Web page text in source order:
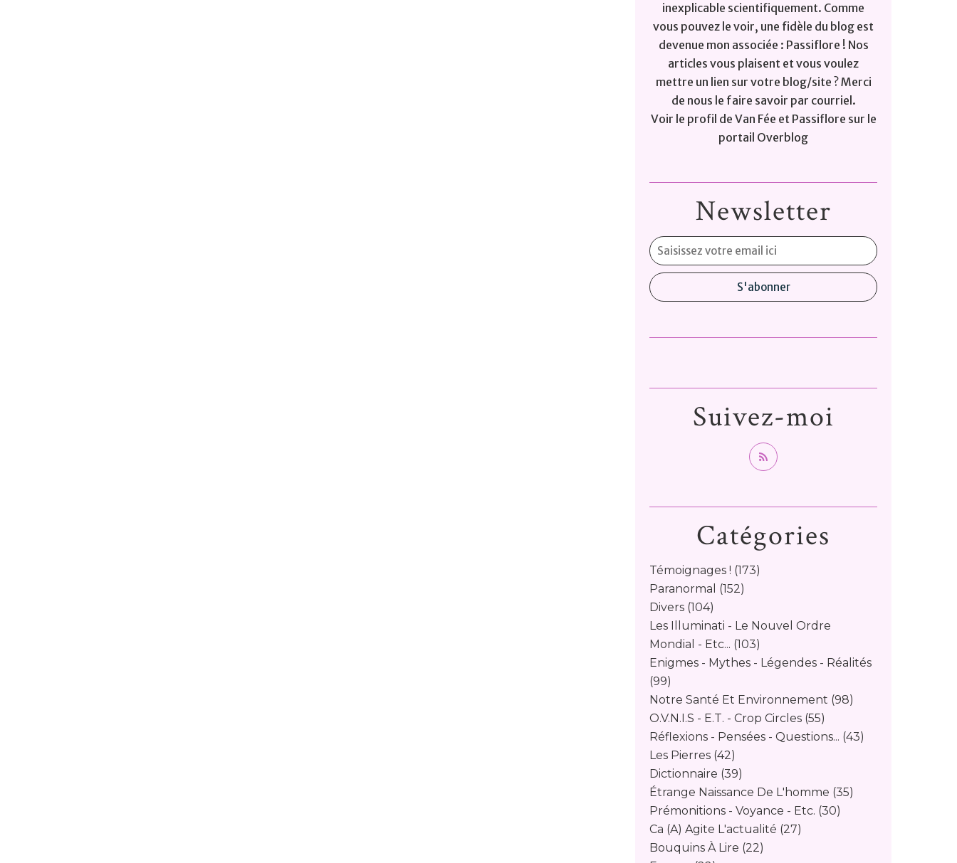
Newsletter
Catégories
Témoignages ! (173)
Paranormal (152)
Divers (104)
Les Illuminati - Le Nouvel Ordre
Mondial - Etc... (103)
Enigmes - Mythes - Légendes - Réalités
(99)
Notre Santé Et Environnement (98)
O.v.n.i.s - E.t. - Crop Circles (55)
Réflexions - Pensées - Questions... (43)
Les Pierres (42)
Dictionnaire (39)
Étrange Naissance De L'homme (35)
Prémonitions - Voyance - Etc. (30)
Ca (a) Agite L'actualité (27)
Bouquins À Lire (22)
inexplicable scientifiquement. Comme
vous pouvez le voir, une fidèle du blog est
devenue mon associée : Passiflore ! Nos
articles vous plaisent et vous voulez
mettre un lien sur votre blog/site ? Merci
de nous le faire savoir par courriel.
Voir le profil de Van Fée et Passiflore sur le
portail Overblog
Suivez-moi